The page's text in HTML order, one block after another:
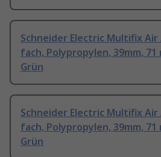
Schneider Electric Multifix Air
fach, Polypropylen, 39mm, 71
Grün
Schneider Electric Multifix Air
fach, Polypropylen, 39mm, 71
Grün